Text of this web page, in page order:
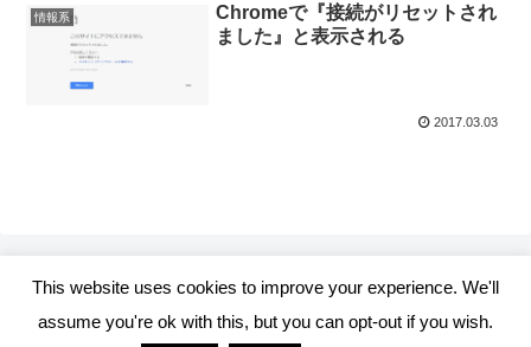
情報系
Chromeで『接続がリセットされ
ました』と表示される
2017.03.03
realtmkrのブログ
This website uses cookies to improve your experience. We'll
assume you're ok with this, but you can opt-out if you wish.